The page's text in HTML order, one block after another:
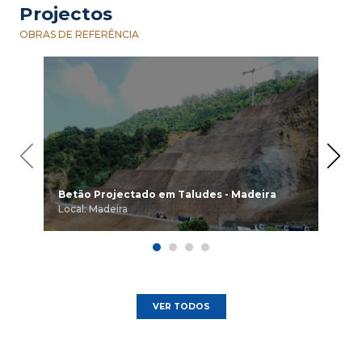
Projectos
OBRAS DE REFERÊNCIA
Betão Projectado em Taludes - Madeira
Local: Madeira
◀ ▶
VER TODOS